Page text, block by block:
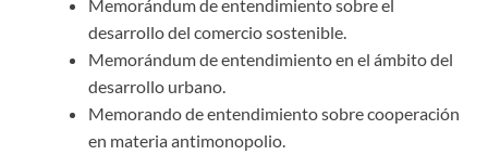
Memorándum de entendimiento sobre el
desarrollo del comercio sostenible.
Memorándum de entendimiento en el ámbito del
desarrollo urbano.
Memorando de entendimiento sobre cooperación
en materia antimonopolio.